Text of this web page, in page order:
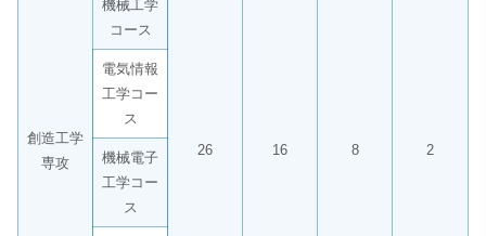
創造工学
専攻
機械工学
コース
26 16 8 2
電気情報
工学コー
ス
機械電子
工学コー
ス